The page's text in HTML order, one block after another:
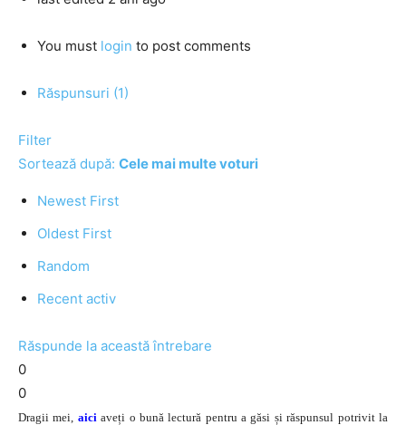
You must login to post comments
Răspunsuri (1)
Filter
Sortează după: Cele mai multe voturi
Newest First
Oldest First
Random
Recent activ
Răspunde la această întrebare
0
0
Dragii mei, aiciaveți o bună lectură pentru a găsi și răspunsul potrivit la